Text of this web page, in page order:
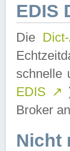
EDIS
Die
schnelle
EDIS ↗
Broker
Nicht